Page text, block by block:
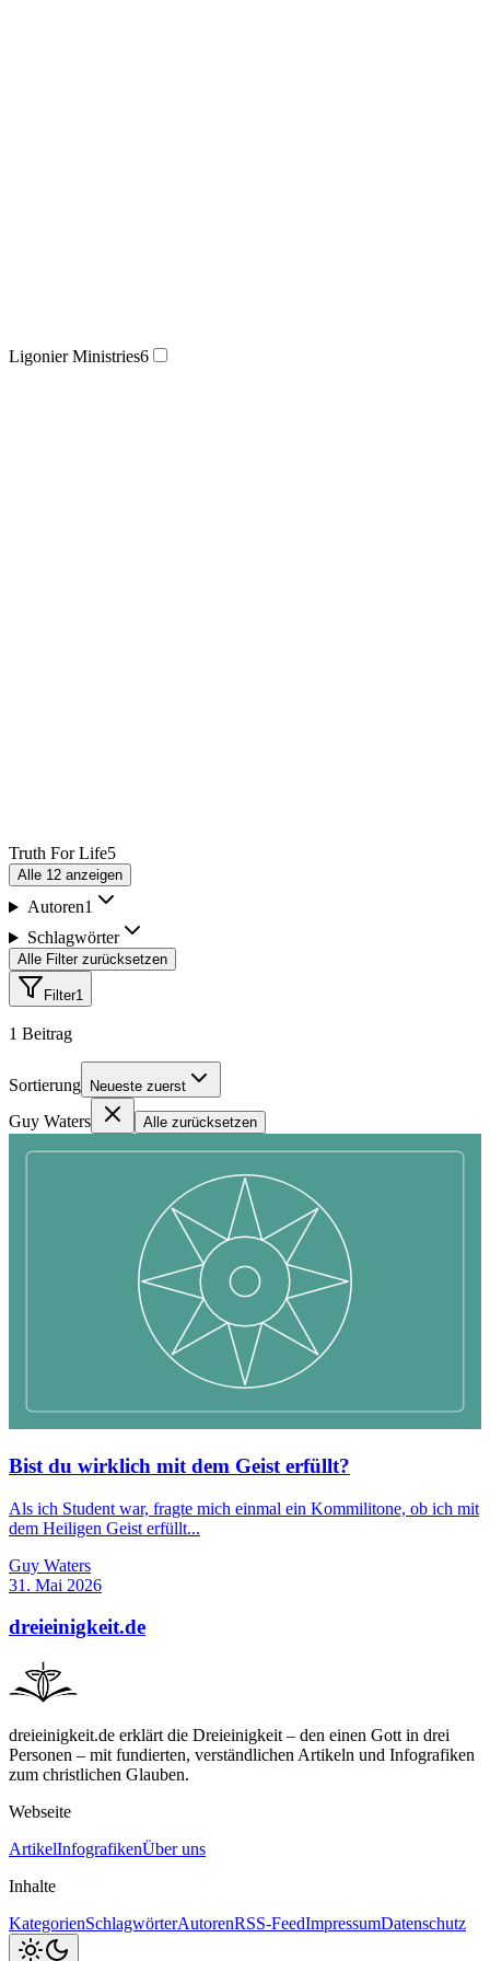
Ligonier Ministries6
Truth For Life5
Alle 12 anzeigen
Autoren1
Schlagwörter
Alle Filter zurücksetzen
Filter1
1 Beitrag
Sortierung Neueste zuerst
Guy Waters Alle zurücksetzen
Bist du wirklich mit dem Geist erfüllt?
Als ich Student war, fragte mich einmal ein Kommilitone, ob ich mit
dem Heiligen Geist erfüllt...
Guy Waters
31. Mai 2026
dreieinigkeit.de
dreieinigkeit.de erklärt die Dreieinigkeit – den einen Gott in drei
Personen – mit fundierten, verständlichen Artikeln und Infografiken
zum christlichen Glauben.
Webseite
ArtikelInfografikenÜber uns
Inhalte
KategorienSchlagwörterAutorenRSS-FeedImpressumDatenschutz